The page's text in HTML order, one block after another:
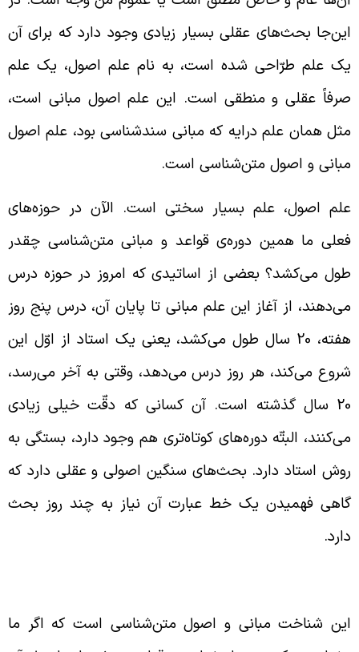
بحث‌های عقلی بسیار زیادی وجود دارد که برای آن
علم طرّاحی شده است، به نام علم اصول، یک علم
عقلی و منطقی است. این علم اصول مبانی است،
همان علم درایه که مبانی سندشناسی بود، علم اصول
و اصول متن‌شناسی است.
اصول، علم بسیار سختی است. الآن در حوزه‌های
ما همین دوره‌ی قواعد و مبانی متن‌شناسی چقدر
می‌کشد؟ بعضی از اساتیدی که امروز در حوزه درس
از آغاز این علم مبانی تا پایان آن، درس پنج روز
هفته، 20 سال طول می‌کشد، یعنی یک استاد از اوّل این
می‌کند، هر روز درس می‌دهد، وقتی به آخر می‌رسد،
20 سال گذشته است. آن کسانی که دقّت خیلی زیادی
البتّه دوره‌های کوتاه‌تری هم وجود دارد، بستگی به
استاد دارد. بحث‌های سنگین اصولی و عقلی دارد که
فهمیدن یک خط عبارت آن نیاز به چند روز بحث
شناخت مبانی و اصول متن‌شناسی است که اگر ما